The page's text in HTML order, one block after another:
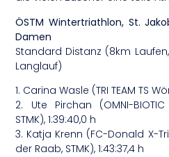
ÖSTM Wintertriathlon, St.
Damen
Standard Distanz (8km
Langlauf)
1. Carina Wasle (TRI TEAM TS
2. Ute Pirchan (OMNI-BIOTIC
STMK), 1:39:40,0 h
3. Katja Krenn (FC-Donald X-
der Raab, STMK), 1:43:37,4 h